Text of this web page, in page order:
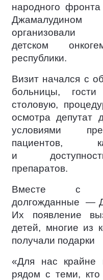
народного
организовали
детском
республики.
Визит начался с
больницы,
столовую,
осмотра депутат
условиями
пациентов,
и
препаратов.
Вместе с
долгожданные —
Их появление
детей, многие из
получали подарки
«Для нас
рядом с теми, кто